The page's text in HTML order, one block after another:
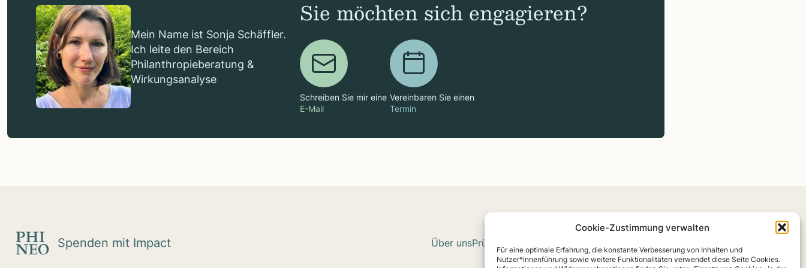
Cookie-Zustimmung verwalten
Für eine optimale Erfahrung, die konstante Verbesserung von Inhalten und
Nutzer*innenführung sowie weitere Funktionalitäten verwendet diese Seite Cookies.
Mein Name ist Sonja Schäffler.
Ich leite den Bereich
Philanthropieberatung &
Wirkungsanalyse
Sie möchten sich engagieren?
Schreiben Sie mir eine
E-Mail
Vereinbaren Sie einen
Termin
Spenden mit Impact Über unsPrüf-Ver­fah­ren